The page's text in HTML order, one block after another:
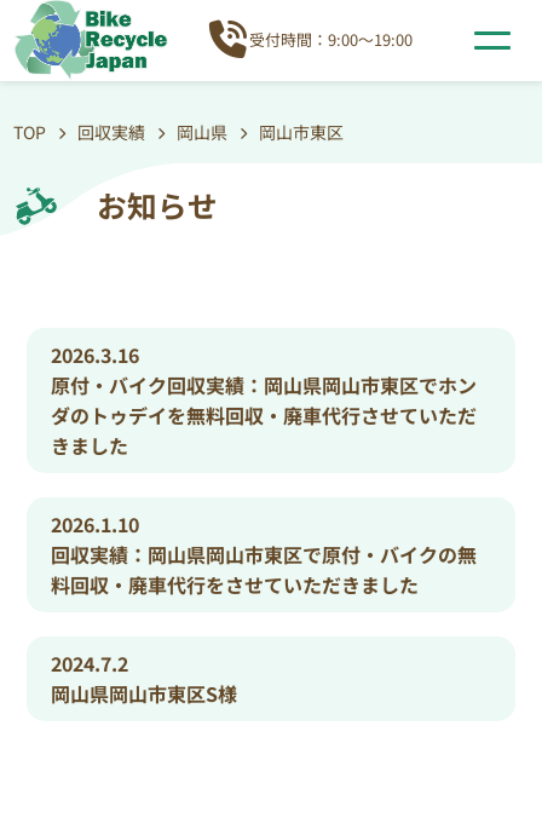
受付時間：9:00～19:00
TOP 回収実績 岡山県 岡山市東区
お知らせ
2026.3.16
原付・バイク回収実績：岡山県岡山市東区でホン
ダのトゥデイを無料回収・廃車代行させていただ
きました
2026.1.10
回収実績：岡山県岡山市東区で原付・バイクの無
料回収・廃車代行をさせていただきました
2024.7.2
岡山県岡山市東区S様